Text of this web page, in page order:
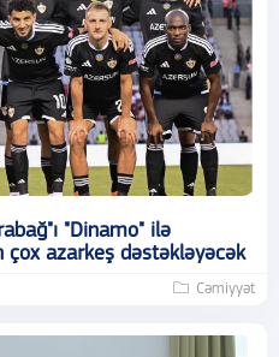
"Dinamo" ilə
çox azarkeş dəstəkləyəcək
Cəmiyyət